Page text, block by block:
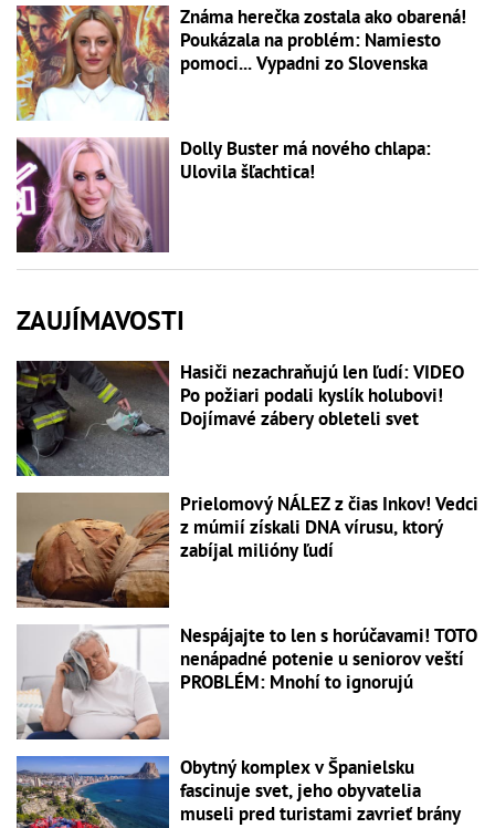
Známa herečka zostala ako obarená!
Poukázala na problém: Namiesto
pomoci... Vypadni zo Slovenska
Dolly Buster má nového chlapa:
Ulovila šľachtica!
ZAUJÍMAVOSTI
Hasiči nezachraňujú len ľudí: VIDEO
Po požiari podali kyslík holubovi!
Dojímavé zábery obleteli svet
Prielomový NÁLEZ z čias Inkov! Vedci
z múmií získali DNA vírusu, ktorý
zabíjal milióny ľudí
Nespájajte to len s horúčavami! TOTO
nenápadné potenie u seniorov veští
PROBLÉM: Mnohí to ignorujú
Obytný komplex v Španielsku
fascinuje svet, jeho obyvatelia
museli pred turistami zavrieť brány